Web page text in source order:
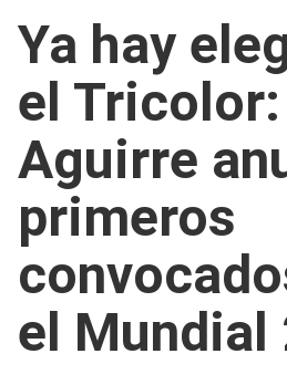
Ya hay
el
Aguirre
primeros
el Mundial